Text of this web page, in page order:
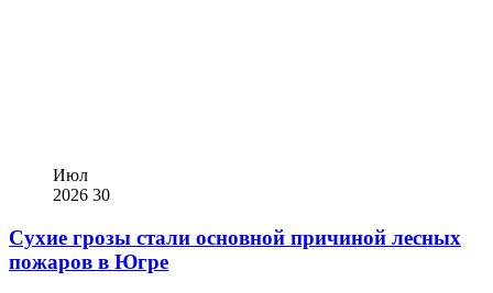
Июл
2026 30
Сухие грозы стали основной причиной лесных
пожаров в Югре